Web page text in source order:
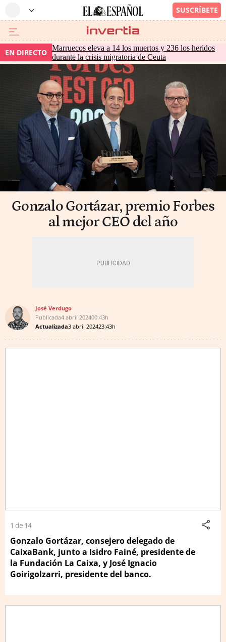
EN DIRECTO Marruecos eleva a 14 los muertos y 236 los heridos
durante la crisis migratoria de Ceuta
Gonzalo Gortázar, premio Forbes
al mejor CEO del año
José Verdugo
Publicada4 abril 202400:43h
Actualizada3 abril 202423:43h
1 de 14
Gonzalo Gortázar, consejero delegado de
CaixaBank, junto a Isidro Fainé, presidente de
la Fundación La Caixa, y José Ignacio
Goirigolzarri, presidente del banco.